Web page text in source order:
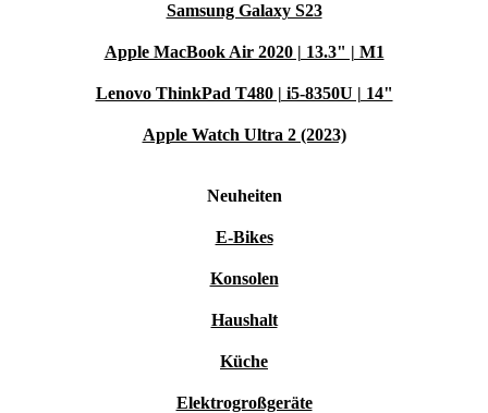
Samsung Galaxy S23
Apple MacBook Air 2020 | 13.3" | M1
Lenovo ThinkPad T480 | i5-8350U | 14"
Apple Watch Ultra 2 (2023)
Neuheiten
E-Bikes
Konsolen
Haushalt
Küche
Elektrogroßgeräte